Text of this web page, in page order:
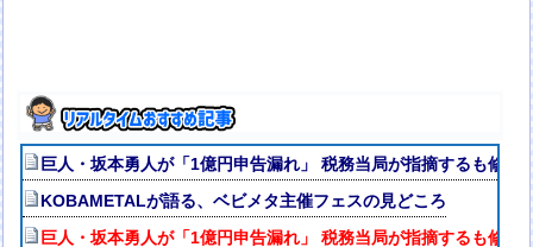
巨人・坂本勇人が「1億円申告漏れ」 税務当局が指摘するも修正
KOBAMETALが語る、ベビメタ主催フェスの見どころ
巨人・坂本勇人が「1億円申告漏れ」 税務当局が指摘するも修正